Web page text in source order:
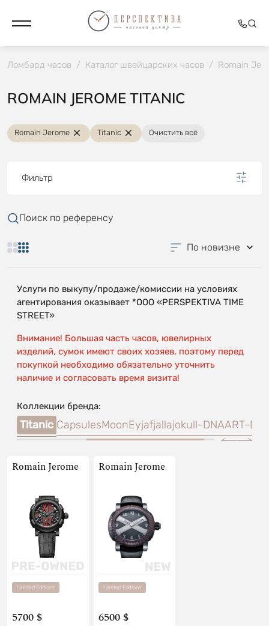
Ломбард часов / Каталог швейцарских часов / Romain
ROMAIN JEROME TITANIC
Romain Jerome Titanic Очистить всё
Фильтр
Поиск по референсу
По новизне
Услуги по выкупу/продаже/комиссии на условиях
агентирования оказывает *OOO «PERSPEKTIVA TIME
STREET»
Внимание! Большая часть часов, ювелирных
изделий, сумок имеют своих хозяев, поэтому перед
покупкой необходимо обязательно уточнить
наличие и согласовать время визита!
Коллекции бренда:
Titanic CapsulesMoonEyjafjallajokull-DNAART-
Romain Jerome
Limited Editions
5700 $
Romain Jerome
Limited Editions
6500 $